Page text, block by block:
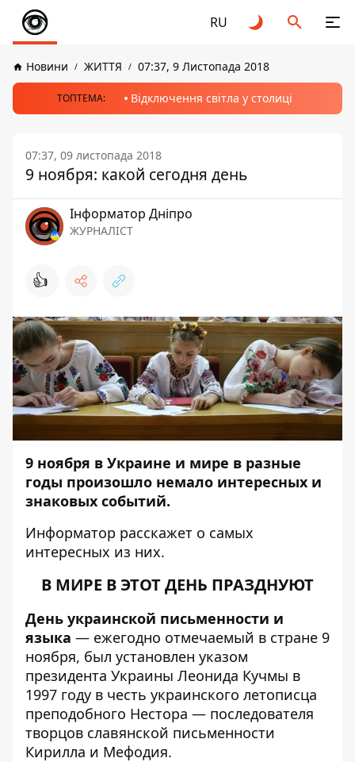
RU
Новини ЖИТТЯ 07:37, 9 Листопада 2018
ТОПТЕМА: Відключення світла у столиці
07:37, 09 листопада 2018
9 ноября: какой сегодня день
Інформатор Дніпро
ЖУРНАЛІСТ
👍
9 ноября в Украине и мире в разные
годы произошло немало интересных и
знаковых событий.
Информатор расскажет о самых
интересных из них.
В МИРЕ В ЭТОТ ДЕНЬ ПРАЗДНУЮТ
День украинской письменности и
языка — ежегодно отмечаемый в стране 9
ноября, был установлен указом
президента Украины Леонида Кучмы в
1997 году в честь украинского летописца
преподобного Нестора — последователя
творцов славянской письменности
Кирилла и Мефодия.